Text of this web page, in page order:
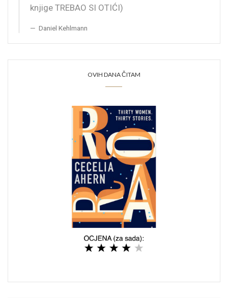
knjige TREBAO SI OTIĆI)
Daniel Kehlmann
OVIH DANA ČITAM